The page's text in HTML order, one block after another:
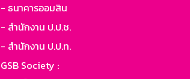
- ธนาคารออมสิน
- สำนักงาน ป.ป.ช.
- สำนักงาน ป.ป.ท.
GSB Society :